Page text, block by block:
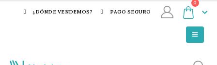
¿DÓNDE VENDEMOS? PAGO SEGURO
0